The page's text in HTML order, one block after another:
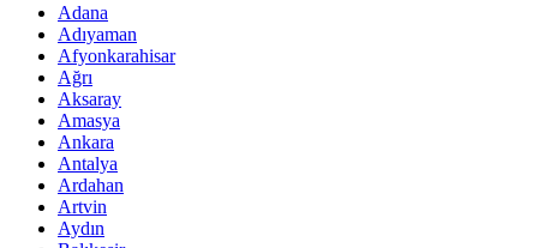
Adana
Adıyaman
Afyonkarahisar
Ağrı
Aksaray
Amasya
Ankara
Antalya
Ardahan
Artvin
Aydın